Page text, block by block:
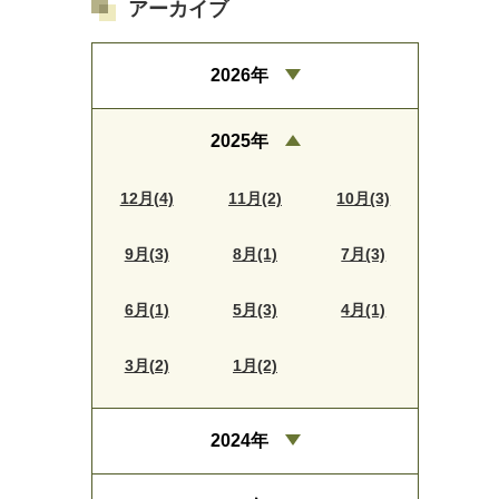
アーカイブ
2026年
2025年
12月(4) 11月(2) 10月(3)
9月(3) 8月(1) 7月(3)
6月(1) 5月(3) 4月(1)
3月(2) 1月(2)
2024年